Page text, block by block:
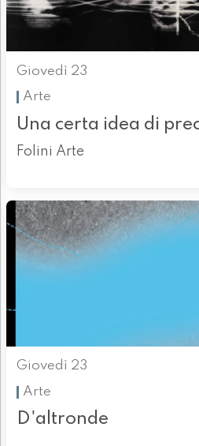
Giovedì 23
Arte
Una certa idea di
Folini Arte
Giovedì 23
Arte
D'altronde